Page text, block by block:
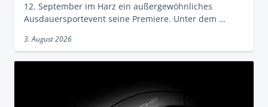
12. September im Harz ein außergewöhnliches
Ausdauersportevent seine Premiere. Unter dem …
3. August 2026